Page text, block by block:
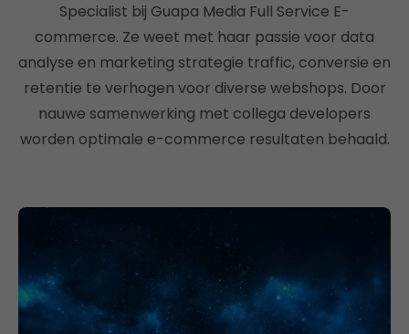
Specialist bij Guapa Media Full Service E-
commerce. Ze weet met haar passie voor data
analyse en marketing strategie traffic, conversie en
retentie te verhogen voor diverse webshops. Door
nauwe samenwerking met collega developers
worden optimale e-commerce resultaten behaald.